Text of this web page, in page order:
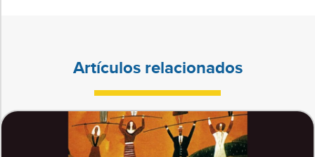
Artículos relacionados